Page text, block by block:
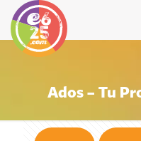
Ados – Tu